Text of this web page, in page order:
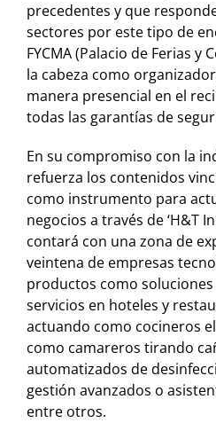
precedentes y que
sectores por este tipo de
FYCMA (Palacio de Ferias y
la cabeza como
manera presencial en el
todas las garantías de
En su compromiso con la
refuerza los contenidos
como instrumento para
negocios a través de ‘H&T
contará con una zona de
veintena de empresas
productos como
servicios en hoteles y
actuando como cocineros
como camareros tirando
automatizados de
gestión avanzados o
entre otros.